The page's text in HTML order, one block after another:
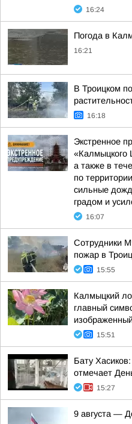
16:24
Погода в
16:21
В Троицком
16:18
Экстренное
«Калмыцкого
а также в
по
сильные
градом и
16:07
Сотрудники
пожар в
15:55
Калмыцкий
главный
15:51
Бату
отмечает
15:27
9 августа —